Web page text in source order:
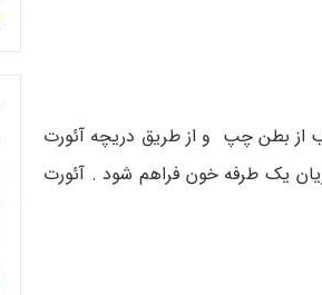
از بطن چپ و از طریق دریچه آئورت
یک طرفه خون فراهم شود . آئورت